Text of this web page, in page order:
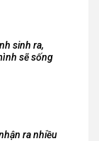
sinh ra,
sẽ sống
ra nhiều